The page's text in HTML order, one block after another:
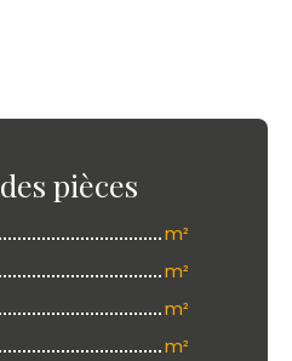
des pièces
m²
m²
m²
m²